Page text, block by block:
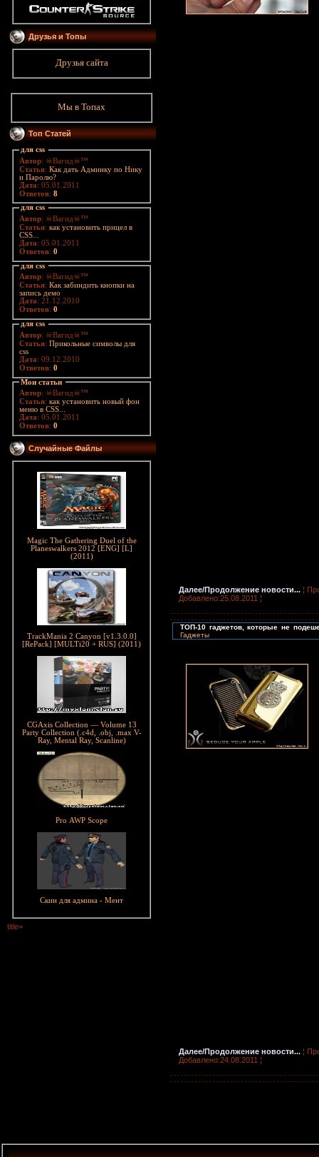
Друзья и Топы
Друзья сайта
Мы в Топах
Топ Статей
для css
Автор: ☠Вагид☠™
Статья: Как дать Админку по Нику
и Паролю?
Дата: 05.01.2011
Ответов: 8
для css
Автор: ☠Вагид☠™
Статья: как установить прицел в
CSS...
Дата: 05.01.2011
Ответов: 0
для css
Автор: ☠Вагид☠™
Статья: Как забиндить кнопки на
запись демо
Дата: 21.12.2010
Ответов: 0
для css
Автор: ☠Вагид☠™
Статья: Прикольные символы для
css
Дата: 09.12.2010
Ответов: 0
Мои статьи
Автор: ☠Вагид☠™
Статья: как установить новый фон
меню в CSS...
Дата: 05.01.2011
Ответов: 0
Случайные Файлы
Magic The Gathering Duel of the
Planeswalkers 2012 [ENG] [L]
(2011)
TrackMania 2 Canyon [v1.3.0.0]
[RePack] [MULTi20 + RUS] (2011)
CGAxis Collection — Volume 13
Party Collection (.c4d, .obj, .max V-
Ray, Mental Ray, Scanline)
Pro AWP Scope
Cкин для админа - Мент
title=
Далее/Продолжение новости... ¦
Добавлено:25.08.2011 ¦
ТОП-10 гаджетов, которые не
Гаджеты
Далее/Продолжение новости... ¦
Добавлено:24.08.2011 ¦